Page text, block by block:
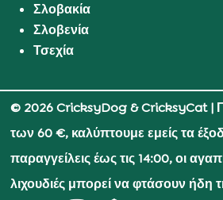
Σλοβακία
Σλοβενία
Τσεχία
© 2026 CricksyDog & CricksyCat|
των 60 €, καλύπτουμε εμείς τα
παραγγείλεις έως τις 14:00, οι
λιχουδιές μπορεί να φτάσουν ήδη